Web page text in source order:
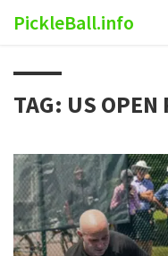
PickleBall.info
TAG: US OPEN